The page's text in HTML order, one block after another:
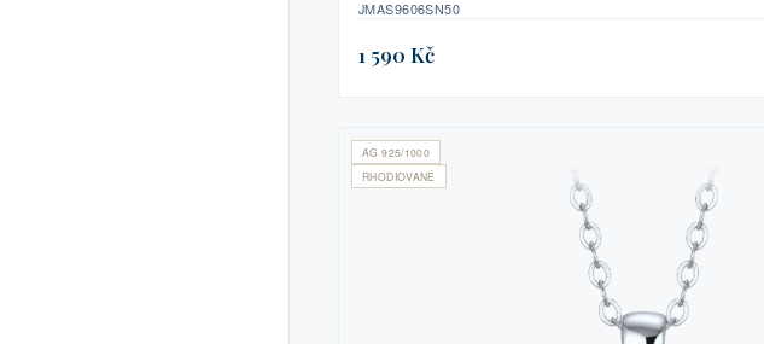
JMAS9606SN50
1 590 Kč
AG 925/1000
RHODIOVANÉ